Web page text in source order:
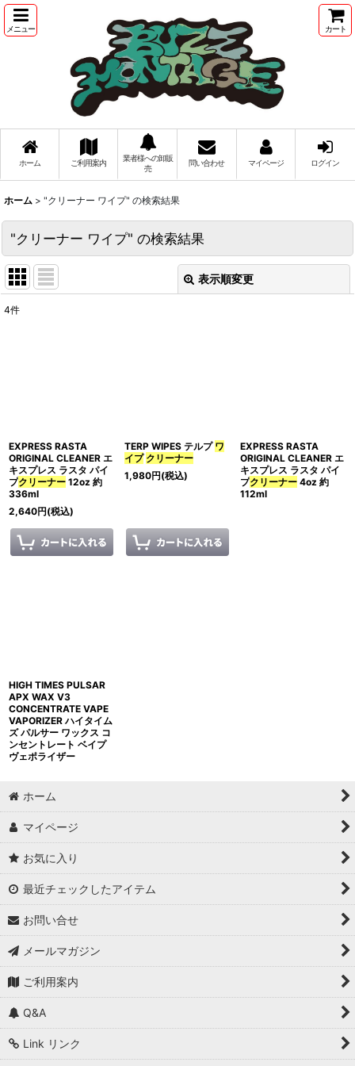
メニュー カート
ホーム ご利用案内
業者様への卸販
売
問い合わせ マイページ ログイン
ホーム > "クリーナー ワイプ" の検索結果
"クリーナー ワイプ" の検索結果
表示順変更
絞り込む
4件
EXPRESS RASTA
ORIGINAL CLEANER エ
キスプレス ラスタ パイ
プクリーナー 12oz 約
336ml
2,640円(税込)
TERP WIPES テルプ ワ
イプ クリーナー
1,980円(税込)
EXPRESS RASTA
ORIGINAL CLEANER エ
キスプレス ラスタ パイ
プクリーナー4oz 約
112ml
HIGH TIMES PULSAR
APX WAX V3
CONCENTRATE VAPE
VAPORIZER ハイタイム
ズ パルサー ワックス コ
ンセントレート ベイプ
ヴェポライザー
ホーム
マイページ
お気に入り
最近チェックしたアイテム
お問い合せ
メールマガジン
ご利用案内
Q&A
Link リンク